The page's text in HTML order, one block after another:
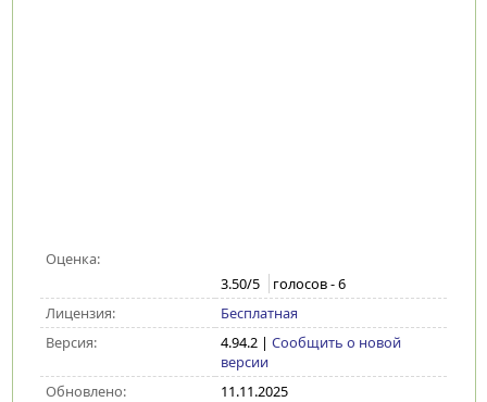
Оценка:
3.50/5 голосов -6
Лицензия:
Бесплатная
Версия:
4.94.2| Сообщить о новой
версии
Обновлено:
11.11.2025